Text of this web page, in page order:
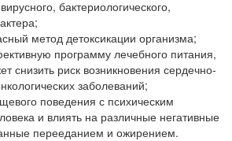
бактериологического,
метод детоксикации организма;
программу лечебного питания,
снизить риск возникновения сердечно-
заболеваний;
поведения с психическим
и влиять на различные негативные
перееданием и ожирением.